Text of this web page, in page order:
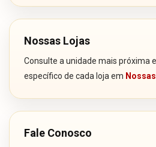
Nossas Lojas
Consulte a unidade mais próxima
específico de cada loja em
Fale Conosco